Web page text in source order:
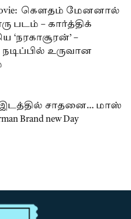
Movie: கௌதம் மேனனால்
படம் – கார்த்திக்
‘நரகாசூரன்’ –
நடிப்பில் உருவான
சாதனை… மாஸ்
Brand new Day